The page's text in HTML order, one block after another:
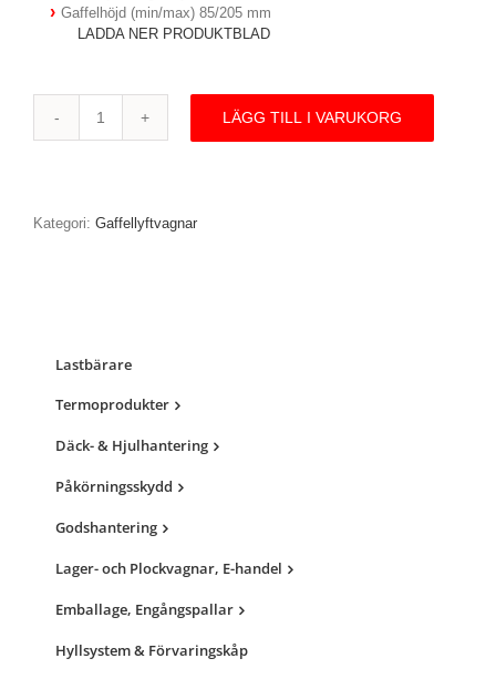
Gaffelhöjd (min/max) 85/205 mm
LADDA NER PRODUKTBLAD
Q7712-
nylon,
LÄGG TILL I VARUKORG
Kategori: Gaffellyftvagnar
Lastbärare
Termoprodukter
Däck- & Hjulhantering
Påkörningsskydd
Godshantering
Lager- och Plockvagnar, E-handel
Emballage, Engångspallar
Hyllsystem & Förvaringskåp